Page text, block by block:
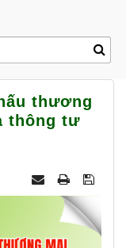
Việt
-
thương
thông tư